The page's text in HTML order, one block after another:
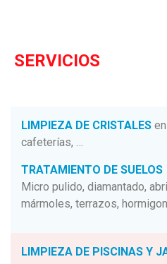
SERVICIOS
LIMPIEZA DE CRISTALES
cafeterías, …
TRATAMIENTO DE SUELOS
Micro pulido, diamantado,
mármoles, terrazos,
LIMPIEZA DE PISCINAS Y